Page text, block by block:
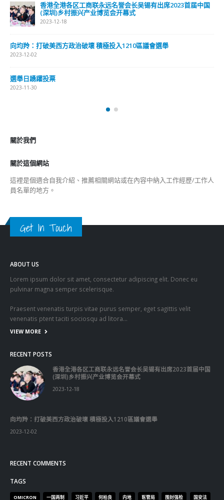
香港全港各区工商联永远名誉会长吴锡有出席2023首届中国
(深圳)乡村振兴产业博览会开幕式
2023-12-18
向均羚：打破美西方政治破壞 積極投入1210區議會選舉
2023-12-02
選舉日踴躍投票
2023-11-30
關於我們
關於這個網站
這裡是個適合自我介紹、推薦相關網站或在內容中納入工作經歷/工作人
員名單的地方。
Get In Touch
ABOUT US
Lorem ipsum dolor sit amet, consectetur adipiscing elit. Donec eu
pulvinar magna semper scelerisque.
Praesent venenatis turpis vitae purus semper, eget sagittis velit
venenatis ptent taciti sociosqu ad litora…
VIEW MORE
RECENT POSTS
香港全港各区工商联永远名誉会长吴锡有出席2023首届中国
(深圳)乡村振兴产业博览会开幕式
2023-12-18
向均羚：打破美西方政治破壞 積極投入1210區議會選舉
2023-12-02
RECENT COMMENTS
TAGS
OMICRON 一国两制 习近平 何柏良 内地 医管局 围封强检 国安法